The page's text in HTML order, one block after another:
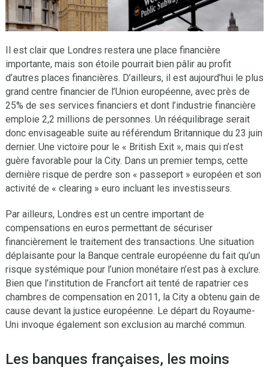
Il est clair que Londres restera une place financière
importante, mais son étoile pourrait bien pâlir au profit
d’autres places financières. D’ailleurs, il est aujourd’hui le plus
grand centre financier de l’Union européenne, avec près de
25% de ses services financiers et dont l’industrie financière
emploie 2,2 millions de personnes. Un rééquilibrage serait
donc envisageable suite au référendum Britannique du 23 juin
dernier. Une victoire pour le « British Exit », mais qui n’est
guère favorable pour la City. Dans un premier temps, cette
dernière risque de perdre son « passeport » européen et son
activité de « clearing » euro incluant les investisseurs.
Par ailleurs, Londres est un centre important de
compensations en euros permettant de sécuriser
financièrement le traitement des transactions. Une situation
déplaisante pour la Banque centrale européenne du fait qu’un
risque systémique pour l’union monétaire n’est pas à exclure.
Bien que l’institution de Francfort ait tenté de rapatrier ces
chambres de compensation en 2011, la City a obtenu gain de
cause devant la justice européenne. Le départ du Royaume-
Uni invoque également son exclusion au marché commun.
Les banques françaises, les moins